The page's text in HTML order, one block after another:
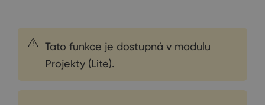
Tato funkce je dostupná v modulu
Projekty (Lite).